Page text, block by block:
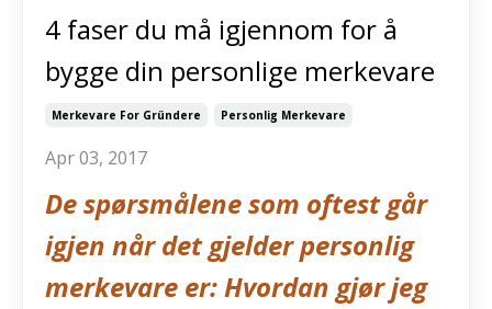
4 faser du må igjennom for å
bygge din personlige merkevare
Merkevare For Gründere Personlig Merkevare
Apr 03, 2017
De spørsmålene som oftest går
igjen når det gjelder personlig
merkevare er: Hvordan gjør jeg